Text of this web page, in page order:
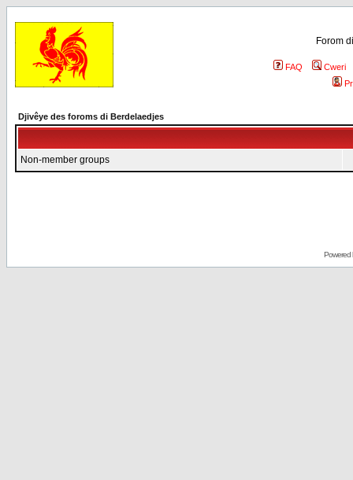
Forom
FAQ
Cweri
Djivêye des foroms di Berdelaedjes
Non-member groups
Powered